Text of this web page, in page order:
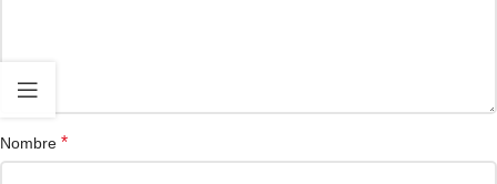
Nombre *